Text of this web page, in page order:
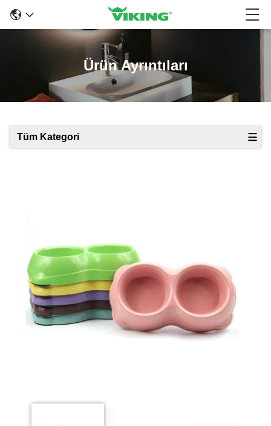
Ürün Ayrıntıları
Tüm Kategori